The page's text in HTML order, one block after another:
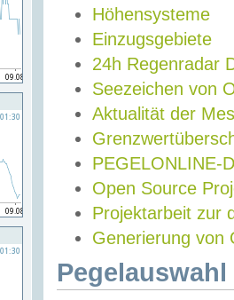
Höhensysteme
Einzugsgebiete
24h Regenradar
Seezeichen von
Aktualität der
PEGELONLINE-
Open Source
Projektarbeit zur
Generierung von